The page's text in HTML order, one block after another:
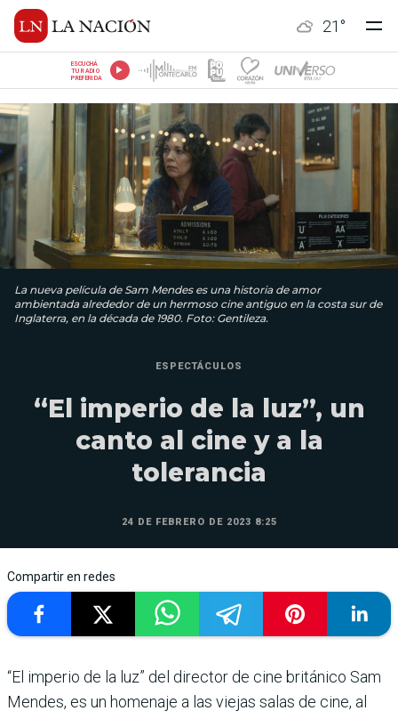
21 °
ESCUCHÁ
TU RADIO
PREFERIDA
La nueva película de Sam Mendes es una historia de amor
ambientada alrededor de un hermoso cine antiguo en la costa sur de
Inglaterra, en la década de 1980. Foto: Gentileza.
ESPECTÁCULOS
“El imperio de la luz”, un
canto al cine y a la
tolerancia
24 DE FEBRERO DE 2023 8:25
Compartir en redes
“El imperio de la luz” del director de cine británico Sam
Mendes, es un homenaje a las viejas salas de cine, al